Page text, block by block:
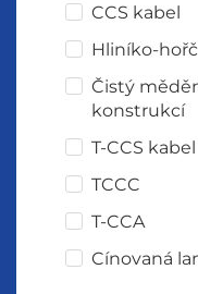
CCS kabel
Hliníko-
Čistý
konstrukcí
T-CCS kabel
TCCC
T-CCA
Cínovaná